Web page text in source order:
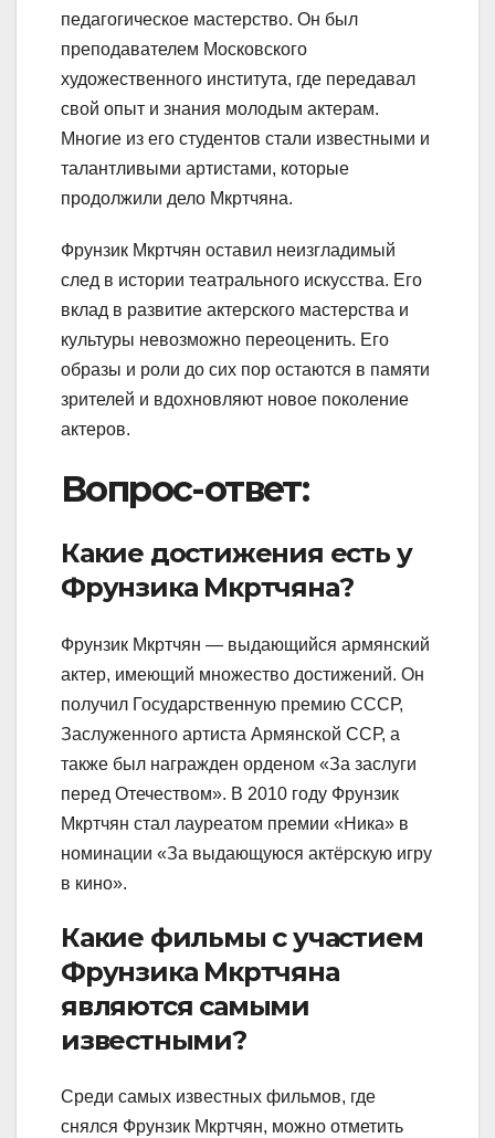
педагогическое мастерство. Он был
преподавателем Московского
художественного института, где передавал
свой опыт и знания молодым актерам.
Многие из его студентов стали известными и
талантливыми артистами, которые
продолжили дело Мкртчяна.
Фрунзик Мкртчян оставил неизгладимый
след в истории театрального искусства. Его
вклад в развитие актерского мастерства и
культуры невозможно переоценить. Его
образы и роли до сих пор остаются в памяти
зрителей и вдохновляют новое поколение
актеров.
Вопрос-ответ:
Какие достижения есть у
Фрунзика Мкртчяна?
Фрунзик Мкртчян — выдающийся армянский
актер, имеющий множество достижений. Он
получил Государственную премию СССР,
Заслуженного артиста Армянской ССР, а
также был награжден орденом «За заслуги
перед Отечеством». В 2010 году Фрунзик
Мкртчян стал лауреатом премии «Ника» в
номинации «За выдающуюся актёрскую игру
в кино».
Какие фильмы с участием
Фрунзика Мкртчяна
являются самыми
известными?
Среди самых известных фильмов, где
снялся Фрунзик Мкртчян, можно отметить